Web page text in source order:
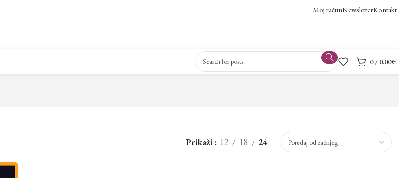
Moj računNewsletterKontakt
0/ 0.00€
Prikaži 12 18 24